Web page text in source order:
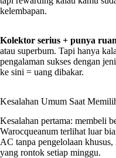
kelembapan.
Kolektor serius + punya
atau superbum. Tapi hanya
pengalaman sukses dengan
ke sini = uang dibakar.
Kesalahan Umum Saat
Kesalahan pertama: membeli
Warocqueanum terlihat luar
AC tanpa pengelolaan
yang rontok setiap minggu.